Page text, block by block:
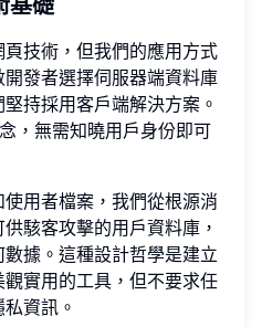
基礎
技術，但我們的應用方式
發者選擇伺服器端資料庫
持採用客戶端解決方案。
，無需知曉用戶身份即可
用者檔案，我們從根源消
駭客攻擊的用戶資料庫，
據。這種設計哲學是建立
實用的工具，但不要求任
資訊。